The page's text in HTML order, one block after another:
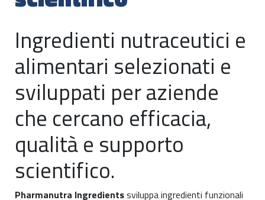
Ingredienti nutraceutici e
alimentari selezionati e
sviluppati per aziende
che cercano efficacia,
qualità e supporto
scientifico.
Pharmanutra Ingredientssviluppa ingredienti funzionali